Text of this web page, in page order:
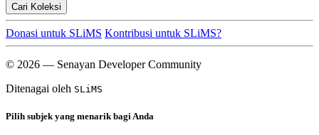
Cari Koleksi
Donasi untuk SLiMS Kontribusi untuk SLiMS?
© 2026 — Senayan Developer Community
Ditenagai oleh SLiMS
Pilih subjek yang menarik bagi Anda